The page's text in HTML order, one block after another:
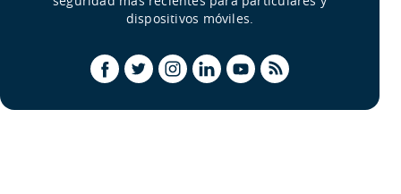
dispositivos móviles.